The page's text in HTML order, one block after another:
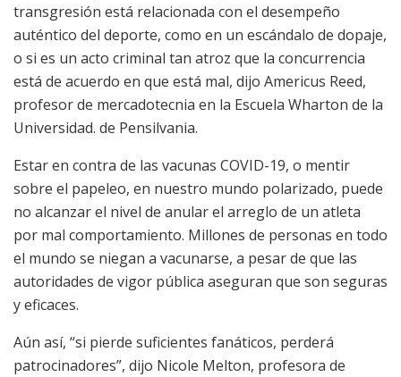
transgresión está relacionada con el desempeño
auténtico del deporte, como en un escándalo de dopaje,
o si es un acto criminal tan atroz que la concurrencia
está de acuerdo en que está mal, dijo Americus Reed,
profesor de mercadotecnia en la Escuela Wharton de la
Universidad. de Pensilvania.
Estar en contra de las vacunas COVID-19, o mentir
sobre el papeleo, en nuestro mundo polarizado, puede
no alcanzar el nivel de anular el arreglo de un atleta
por mal comportamiento. Millones de personas en todo
el mundo se niegan a vacunarse, a pesar de que las
autoridades de vigor pública aseguran que son seguras
y eficaces.
Aún así, “si pierde suficientes fanáticos, perderá
patrocinadores”, dijo Nicole Melton, profesora de